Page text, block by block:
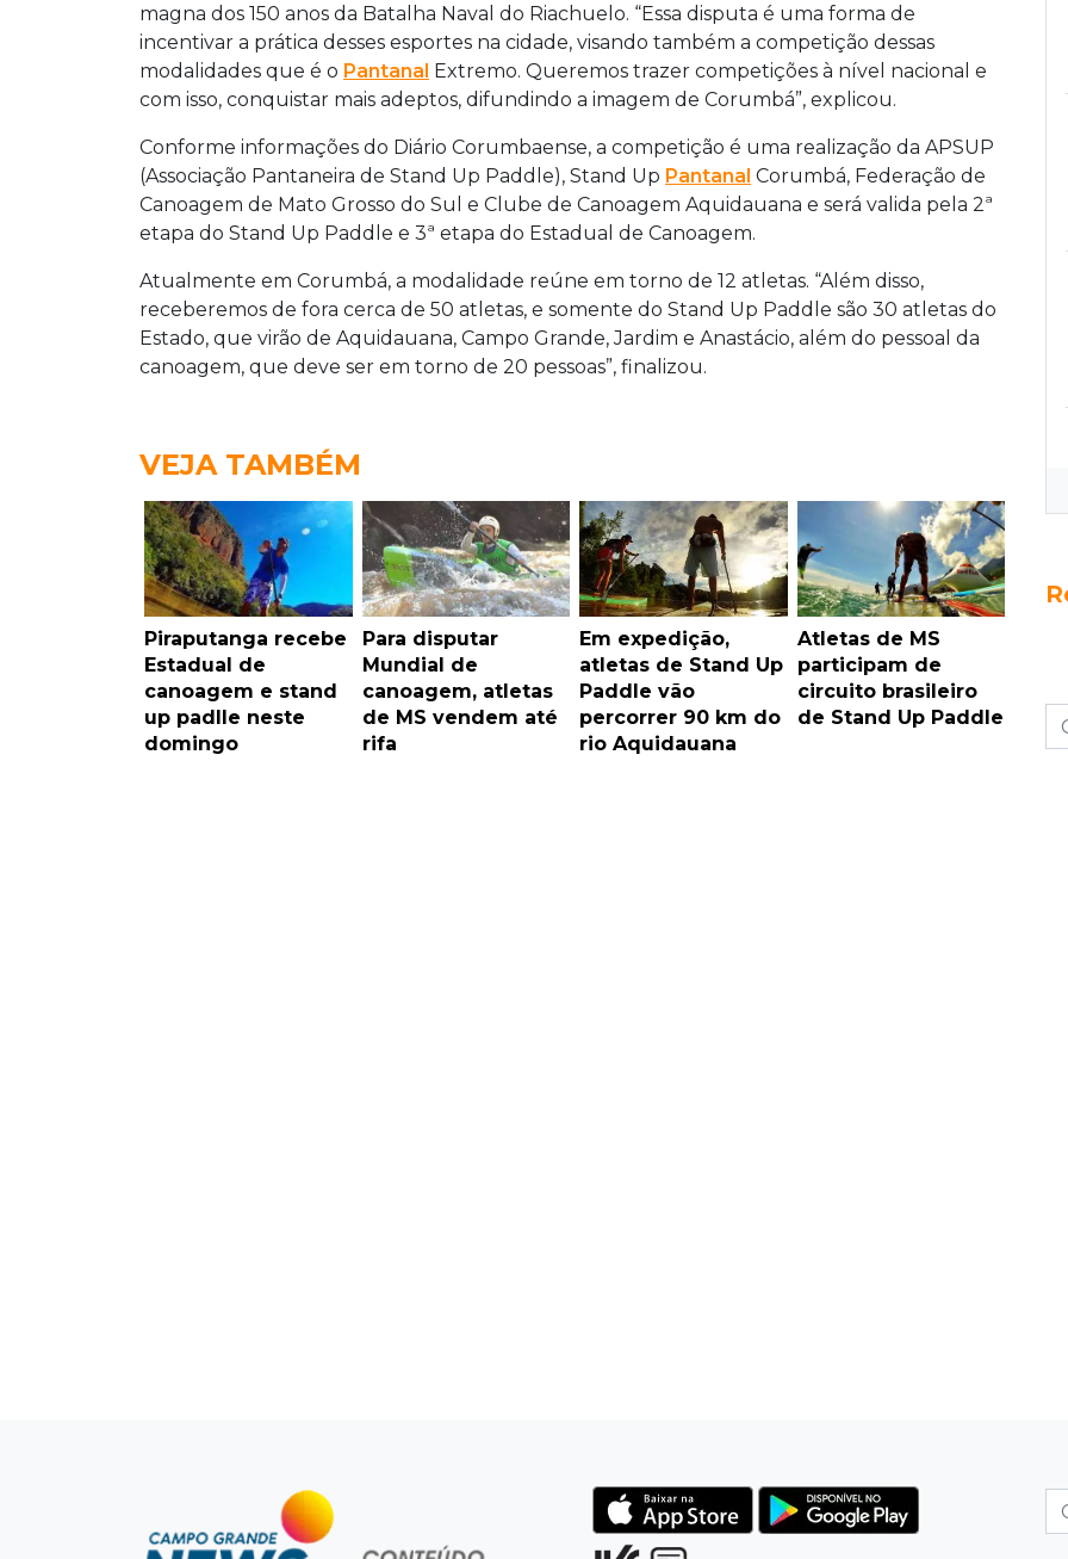
magna dos 150 anos da Batalha Naval do Riachuelo. “Essa disputa é uma forma de
incentivar a prática desses esportes na cidade, visando também a competição dessas
modalidades que é o Pantanal Extremo. Queremos trazer competições à nível nacional e
com isso, conquistar mais adeptos, difundindo a imagem de Corumbá”, explicou.
Conforme informações do Diário Corumbaense, a competição é uma realização da APSUP
(Associação Pantaneira de Stand Up Paddle), Stand Up Pantanal Corumbá, Federação de
Canoagem de Mato Grosso do Sul e Clube de Canoagem Aquidauana e será valida pela 2ª
etapa do Stand Up Paddle e 3ª etapa do Estadual de Canoagem.
Atualmente em Corumbá, a modalidade reúne em torno de 12 atletas. “Além disso,
receberemos de fora cerca de 50 atletas, e somente do Stand Up Paddle são 30 atletas do
Estado, que virão de Aquidauana, Campo Grande, Jardim e Anastácio, além do pessoal da
canoagem, que deve ser em torno de 20 pessoas”, finalizou.
VEJA TAMBÉM
Piraputanga recebe
Estadual de
canoagem e stand
up padlle neste
domingo
Para disputar
Mundial de
canoagem, atletas
de MS vendem até
rifa
Em expedição,
atletas de Stand Up
Paddle vão
percorrer 90 km do
rio Aquidauana
Atletas de MS
participam de
circuito brasileiro
de Stand Up Paddle